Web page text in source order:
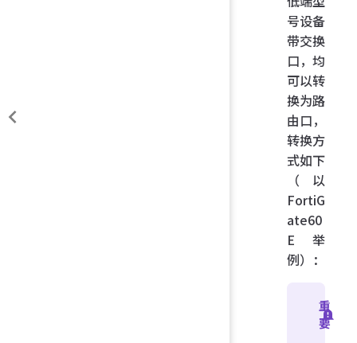
号设备
带交换
口，均
可以转
换为路
由口，
转换方
式如下
（以
FortiG
ate60
E 举
例）：
重
要